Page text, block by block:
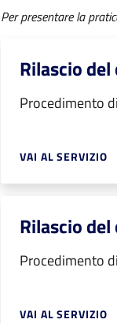
Per presentare la
Rilascio
Procedimento
VAI AL SERVIZIO
Rilascio
Procedimento
VAI AL SERVIZIO